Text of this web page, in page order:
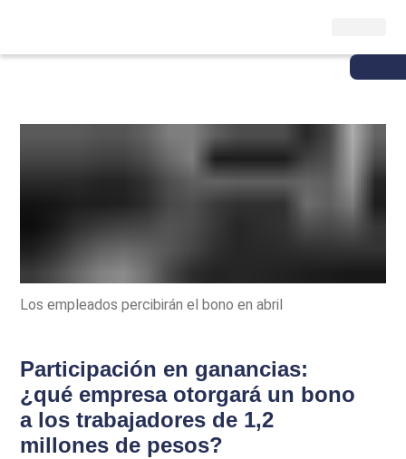
Los empleados percibirán el bono en abril
Participación en ganancias:
¿qué empresa otorgará un bono
a los trabajadores de 1,2
millones de pesos?